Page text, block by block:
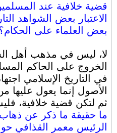
قضية خلافية عند
الاعتبار بعض الشواهد
بعض العلماء على
لا، ليس في مذهب أهل
الخروج على الحاكم
في التاريخ الإسلامي
الأصول إنما يعول عليها
ثم لتكن قضية خلافية،
ما حقيقة ما ذكر عن
الرئيس معمر القذافي